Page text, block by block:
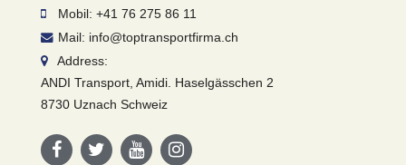
Mobil: +41 76 275 86 11
Mail: info@toptransportfirma.ch
Address:
ANDI Transport, Amidi. Haselgässchen 2
8730 Uznach Schweiz